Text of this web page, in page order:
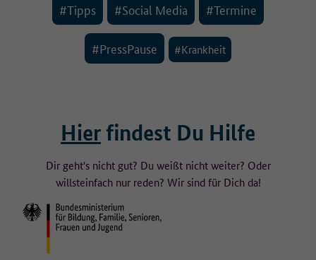
#Tipps #Social Media #Termine
#PressPause #Krankheit
Hier findest Du Hilfe
Dir geht's nicht gut? Du weißt nicht weiter? Oder
willsteinfach nur reden? Wir sind für Dich da!